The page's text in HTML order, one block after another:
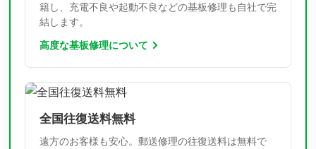
籍し、充電不良や起動不良などの基板修理も自社で完
結します。
高度な基板修理について
全国往復送料無料
遠方のお客様も安心。郵送修理の往復送料は無料で